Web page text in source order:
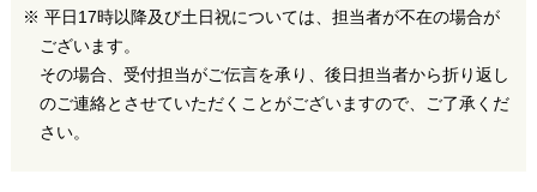
※可能な限り別日または午前・午後での日時の記載をお願い
致します。
ご要望等について
推定財産総額
※おおよその目安で結構です。ご不明な場合は選択不要で
す。
第２希望
お客様についてお答えください
※ 平日17時以降及び土日祝については、担当者が不在の場合が
ございます。
その場合、受付担当がご伝言を承り、後日担当者から折り返し
のご連絡とさせていただくことがございますので、ご了承くだ
さい。